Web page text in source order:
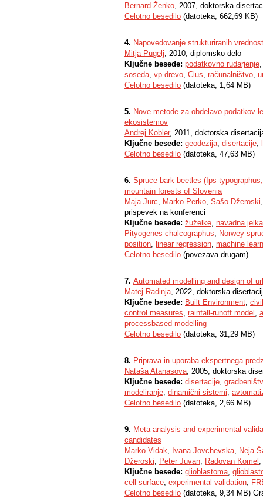
Bernard Ženko, 2007, doktorska
Celotno besedilo (datoteka, 662,69 KB)
4. Napovedovanje strukturiranih
Mitja Pugelj, 2010, diplomsko delo
Ključne besede: podatkovno rudarjenje
soseda, vp drevo, Clus, računalništvo,
Celotno besedilo (datoteka, 1,64 MB)
5. Nove metode za obdelavo podatkov
ekosistemov
Andrej Kobler, 2011, doktorska
Ključne besede: geodezija, disertacije,
Celotno besedilo (datoteka, 47,63 MB)
6. Spruce bark beetles (Ips
mountain forests of Slovenia
Maja Jurc, Marko Perko, Sašo Džeroski
prispevek na konferenci
Ključne besede: žuželke, navadna jelka
Pityogenes chalcographus, Norwey
position, linear regression, machine
Celotno besedilo (povezava drugam)
7. Automated modelling and design of
Matej Radinja, 2022, doktorska
Ključne besede: Built Environment,
control measures, rainfall-runoff model ,
processbased modelling
Celotno besedilo (datoteka, 31,29 MB)
8. Priprava in uporaba ekspertnega
Nataša Atanasova, 2005, doktorska
Ključne besede: disertacije,
modeliranje, dinamični sistemi,
Celotno besedilo (datoteka, 2,66 MB)
9. Meta-analysis and experimental
candidates
Marko Vidak, Ivana Jovchevska, Neja
Džeroski, Peter Juvan, Radovan Komel ,
Ključne besede: glioblastoma,
cell surface, experimental validation,
Celotno besedilo (datoteka, 9,34 MB)